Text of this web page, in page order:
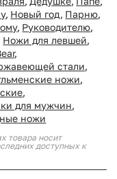
, Новый год, Парню,
, Руководителю,
Ножи для левшей,
,
стали,
ножи,
,
для мужчин,
ножи
товара носит
доступных к